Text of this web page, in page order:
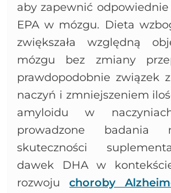
aby zapewnić
EPA w mózgu. Dieta
zwiększała względną
mózgu bez zmiany
prawdopodobnie związek
naczyń i zmniejszeniem
amyloidu w
prowadzone badania
skuteczności
dawek DHA w
rozwojuchoroby